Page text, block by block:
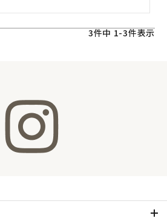
3件中 1-3件表示